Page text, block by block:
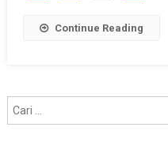
Continue Reading